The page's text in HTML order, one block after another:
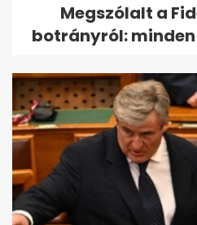
Megszólalt a
botrányról: